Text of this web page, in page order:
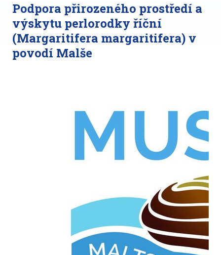
Podpora přirozeného prostředí a
výskytu perlorodky říční
(Margaritifera margaritifera) v
povodí Malše